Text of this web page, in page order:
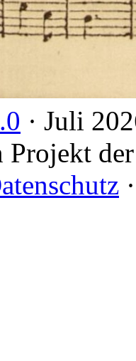
· Juli
Projekt der
·